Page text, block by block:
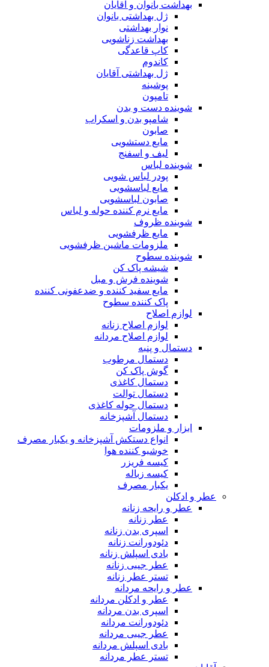
بهداشت بانوان و آقایان
ژل بهداشتی بانوان
نوار بهداشتی
بهداشت زناشویی
کاپ قاعدگی
کاندوم
ژل بهداشتی آقایان
پوشینه
تامپون
شوینده دست و بدن
شامپو بدن و اسکراب
صابون
مایع دستشویی
لیف و اسفنج
شوینده لباس
پودر لباس شویی
مایع لباسشویی
صابون لباسشویی
مایع نرم کننده حوله و لباس
شوینده ظروف
مایع ظرفشویی
ملزومات ماشین ظرفشویی
شوینده سطوح
شیشه پاک کن
شوینده فرش و مبل
مایع سفید کننده و ضدعفونی کننده
پاک کننده سطوح
لوازم اصلاح
لوازم اصلاح زنانه
لوازم اصلاح مردانه
دستمال و پنبه
دستمال مرطوب
گوش پاک کن
دستمال کاغذی
دستمال توالت
دستمال حوله کاغذی
دستمال آشپزخانه
ابزار و ملزومات
انواع دستکش آشپزخانه و یکبار مصرف
خوشبو کننده هوا
کیسه فریزر
کیسه زباله
یکبار مصرف
عطر و ادکلن
عطر و رایحه زنانه
عطر زنانه
اسپری بدن زنانه
دئودورانت زنانه
بادی اسپلش زنانه
عطر جیبی زنانه
تستر عطر زنانه
عطر و رایحه مردانه
عطر و ادکلن مردانه
اسپری بدن مردانه
دئودورانت مردانه
عطر جیبی مردانه
بادی اسپلش مردانه
تستر عطر مردانه